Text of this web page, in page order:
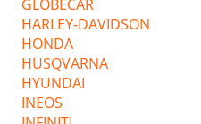
GLOBECAR
HARLEY-DAVIDSON
HONDA
HUSQVARNA
HYUNDAI
INEOS